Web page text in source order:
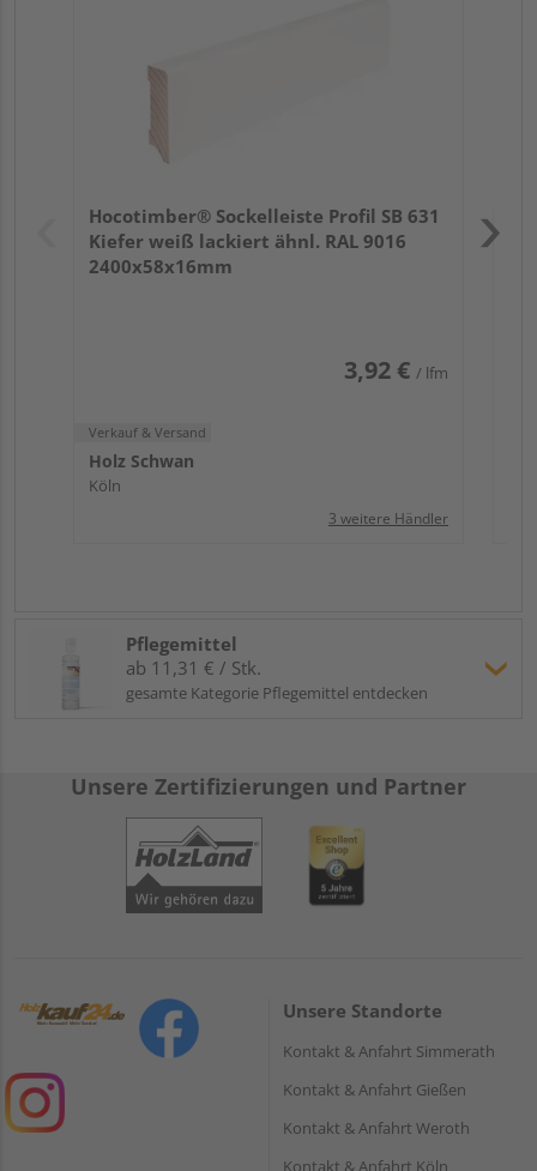
Hocotimber® Sockelleiste Profil SB 631
Kiefer weiß lackiert ähnl. RAL 9016
2400x58x16mm
3,92 € / lfm
Verkauf & Versand
Holz Schwan
Köln
3 weitere Händler
Pflegemittel
ab 11,31 € / Stk.
gesamte Kategorie Pflegemittel entdecken
Unsere Zertifizierungen und Partner
Unsere Standorte
Kontakt & Anfahrt Simmerath
Kontakt & Anfahrt Gießen
Kontakt & Anfahrt Weroth
Kontakt & Anfahrt Köln